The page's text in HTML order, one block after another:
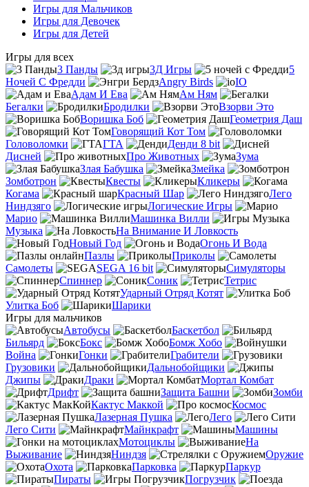
Игры для Мальчиков
Игры для Девочек
Игры для Детей
Игры для всех
3 Панды
3Д Игры
5
Ночей С Фредди
Angry Birds
IO
Адам И Ева
Ам Ням
Бегалки
Бродилки
Взорви Это
Воришка Боб
Геометрия Даш
Говорящий Кот Том
Головоломки
ГТА
Денди 8 bit
Дисней
Про Животных
Зума
Злая Бабушка
Змейка
Зомботрон
Квесты
Кликеры
Когама
Красный Шар
Лего
Ниндзяго
Логические Игры
Марио
Машинка Вилли
Музыка
На Внимание И Ловкость
Новый Год
Огонь И Вода
Пазлы
Приколы
Самолеты
SEGA 16 bit
Симуляторы
Спиннер
Соник
Тетрис
Ударный Отряд Котят
Улитка Боб
Шарики
Игры для мальчиков
Автобусы
Баскетбол
Бильярд
Бокс
Бомж Хобо
Война
Гонки
Грабители
Грузовики
Дальнобойщики
Джипы
Драки
Мортал Комбат
Дрифт
Защита Башни
Зомби
Кактус Маккой
Космос
Лазерная Пушка
Лего
Лего Сити
Майнкрафт
Машины
Мотоциклы
На
Выживание
Ниндзя
Оружие
Охота
Парковка
Паркур
Пираты
Погрузчик